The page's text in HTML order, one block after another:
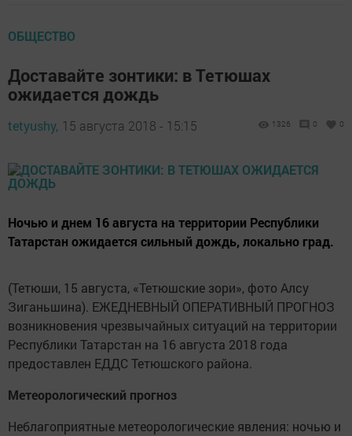
ОБЩЕСТВО
Доставайте зонтики: в Тетюшах
ожидается дождь
tetyushy, 15 августа 2018 - 15:15 1326 0 0
Ночью и днем 16 августа на территории Республики
Татарстан ожидается сильный дождь, локально град.
(Тетюши, 15 августа, «Тетюшские зори», фото Алсу
Зиганьшина). ЕЖЕДНЕВНЫЙ ОПЕРАТИВНЫЙ ПРОГНОЗ
возникновения чрезвычайных ситуаций на территории
Республики Татарстан на 16 августа 2018 года
предоставлен ЕДДС Тетюшского района.
Метеорологический прогноз
Неблагоприятные метеорологические явления: ночью и